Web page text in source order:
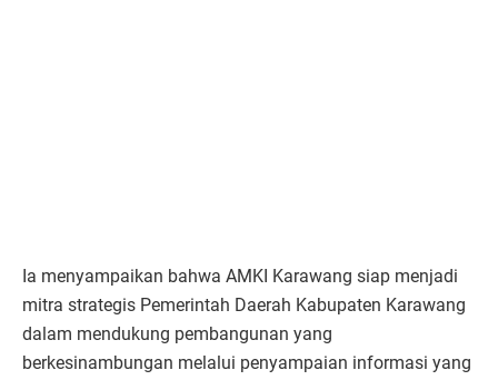
Ia menyampaikan bahwa AMKI Karawang siap menjadi
mitra strategis Pemerintah Daerah Kabupaten Karawang
dalam mendukung pembangunan yang
berkesinambungan melalui penyampaian informasi yang